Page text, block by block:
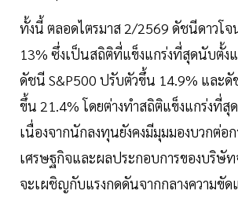
ทั้งนี้ ตลอดไตรมาส 2/2569 ดัชนีดาวโ
13% ซึ่งเป็นสถิติที่แข็งแกร่งที่สุดนับตั้ง
ดัชนี S&P500 ปรับตัวขึ้น 14.9% และดั
ขึ้น 21.4% โดยต่างทำสถิติแข็งแกร่งที่
เนื่องจากนักลงทุนยังคงมีมุมมองบวกต่อก
เศรษฐกิจและผลประกอบการของบริษั
จะเผชิญกับแรงกดดันจากกลางความขัด